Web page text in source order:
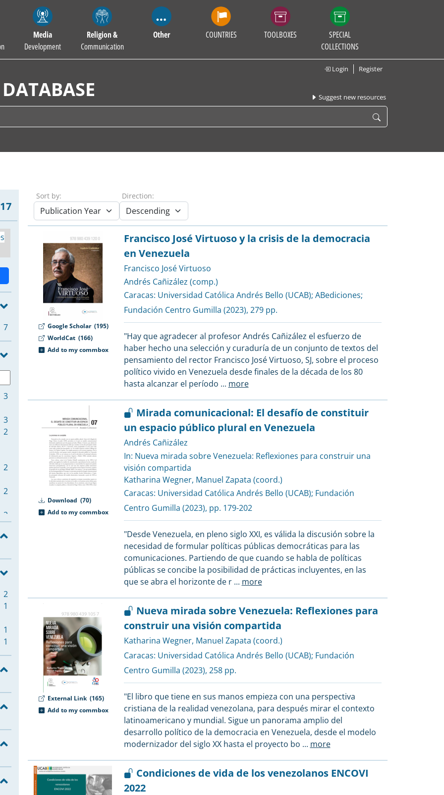
Media
Development
Religion &
Communication
Other COUNTRIES TOOLBOXES
SPECIAL
COLLECTIONS
Login Register
Suggest new resources
17
7
3
3
2
2
2
2
2
2
2
2
2
2
1
1
1
2
1
1
1
Sort by: Direction:
Google Scholar (195)
WorldCat (166)
Add to my commbox
Francisco José Virtuoso y la crisis de la democracia
en Venezuela
Francisco José Virtuoso
Andrés Cañizález (comp.)
Caracas: Universidad Católica Andrés Bello (UCAB); ABediciones;
Fundación Centro Gumilla (2023), 279 pp.
"Hay que agradecer al profesor Andrés Cañizález el esfuerzo de
haber hecho una selección y curaduría de un conjunto de textos del
pensamiento del rector Francisco José Virtuoso, SJ, sobre el proceso
político vivido en Venezuela desde finales de la década de los 80
hasta alcanzar el período ... more
Download (70)
Add to my commbox
Mirada comunicacional: El desafío de constituir
un espacio público plural en Venezuela
Andrés Cañizález
In: Nueva mirada sobre Venezuela: Reflexiones para construir una
visión compartida
Katharina Wegner, Manuel Zapata (coord.)
Caracas: Universidad Católica Andrés Bello (UCAB); Fundación
Centro Gumilla (2023), pp. 179-202
"Desde Venezuela, en pleno siglo XXI, es válida la discusión sobre la
necesidad de formular políticas públicas democráticas para las
comunicaciones. Partiendo de que cuando se habla de políticas
públicas se concibe la posibilidad de prácticas incluyentes, en las
que se abra el horizonte de r ... more
External Link (165)
Add to my commbox
Nueva mirada sobre Venezuela: Reflexiones para
construir una visión compartida
Katharina Wegner, Manuel Zapata (coord.)
Caracas: Universidad Católica Andrés Bello (UCAB); Fundación
Centro Gumilla (2023), 258 pp.
"El libro que tiene en sus manos empieza con una perspectiva
cristiana de la realidad venezolana, para después mirar el contexto
latinoamericano y mundial. Sigue un panorama amplio del
desarrollo político de la democracia en Venezuela, desde el modelo
modernizador del siglo XX hasta el proyecto bo ... more
Condiciones de vida de los venezolanos ENCOVI
2022